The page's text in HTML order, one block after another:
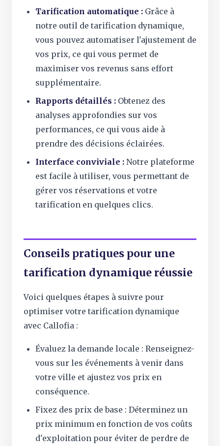
Tarification automatique : Grâce à
notre outil de tarification dynamique,
vous pouvez automatiser l'ajustement de
vos prix, ce qui vous permet de
maximiser vos revenus sans effort
supplémentaire.
Rapports détaillés : Obtenez des
analyses approfondies sur vos
performances, ce qui vous aide à
prendre des décisions éclairées.
Interface conviviale : Notre plateforme
est facile à utiliser, vous permettant de
gérer vos réservations et votre
tarification en quelques clics.
Conseils pratiques pour une
tarification dynamique réussie
Voici quelques étapes à suivre pour
optimiser votre tarification dynamique
avec Callofia :
Évaluez la demande locale : Renseignez-
vous sur les événements à venir dans
votre ville et ajustez vos prix en
conséquence.
Fixez des prix de base : Déterminez un
prix minimum en fonction de vos coûts
d'exploitation pour éviter de perdre de